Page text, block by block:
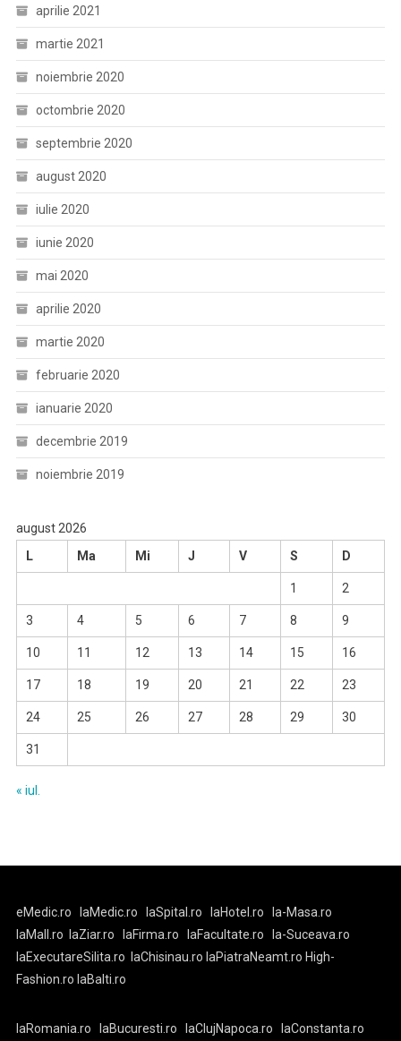
aprilie 2021
martie 2021
noiembrie 2020
octombrie 2020
septembrie 2020
august 2020
iulie 2020
iunie 2020
mai 2020
aprilie 2020
martie 2020
februarie 2020
ianuarie 2020
decembrie 2019
noiembrie 2019
august 2026
L
Ma Mi J V S D
1 2
3 4 5 6 7 8 9
10 11 12 13 14 15 16
17 18 19 20 21 22 23
24 25 26 27 28 29 30
31
« iul.
eMedic.ro laMedic.ro laSpital.ro laHotel.ro
la-Masa.ro
laMall.ro
laZiar.ro laFirma.ro laFacultate.ro
la-Suceava.ro
laExecutareSilita.ro
laChisinau.ro laPiatraNeamt.ro High-
Fashion.ro laBalti.ro
laRomania.ro laBucuresti.ro laClujNapoca.ro laConstanta.ro